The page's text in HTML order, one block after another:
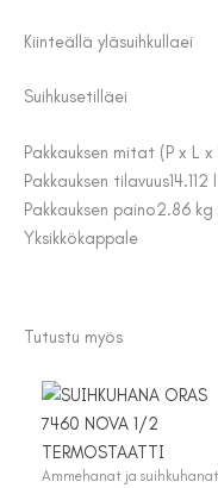
Kiinteällä yläsuihkullaei
Suihkusetilläei
Pakkauksen mitat (P x L x
Pakkauksen tilavuus14.112 l
Pakkauksen paino2.86 kg
Yksikkökappale
Tutustu myös
Ammehanat ja suihkuhanat